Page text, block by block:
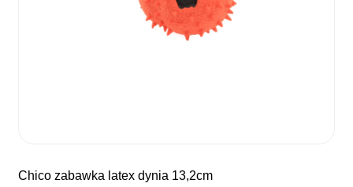
chico zabawka latex dynia 13,2cm